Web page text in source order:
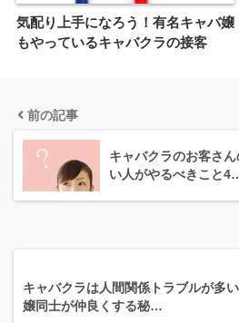
気配り上手になろう！有名キャバ嬢
もやっているキャバクラの接客
前の記事
キャバクラのお客さ
い人がやるべきこと
キャバクラは人間関係トラブルが多
嬢同士が仲良くする秘…